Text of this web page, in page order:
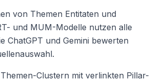
von Themen Entitaten und
und MUM-Modelle nutzen alle
ChatGPT und Gemini bewerten
Clustern mit verlinkten Pillar-